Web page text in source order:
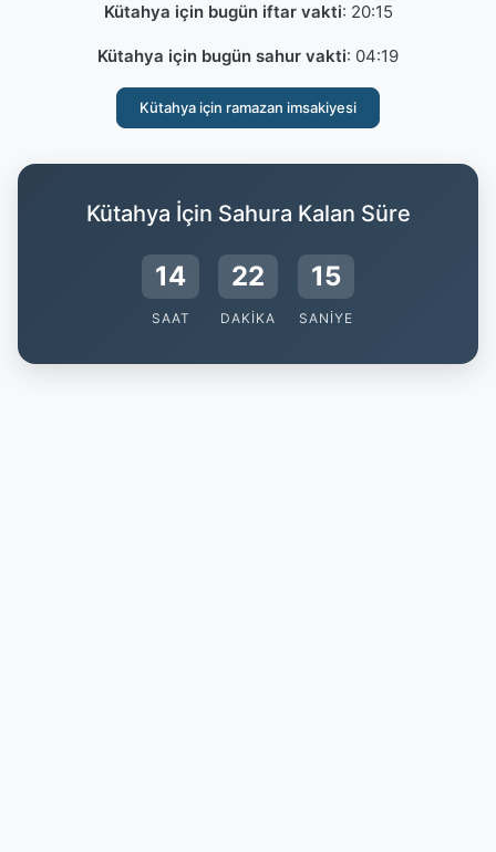
Kütahya için bugün iftar vakti: 20:15
Kütahya için bugün sahur vakti: 04:19
Kütahya için ramazan imsakiyesi
Kütahya İçin Sahura Kalan Süre
14
SAAT
22
DAKIKA
14
SANIYE